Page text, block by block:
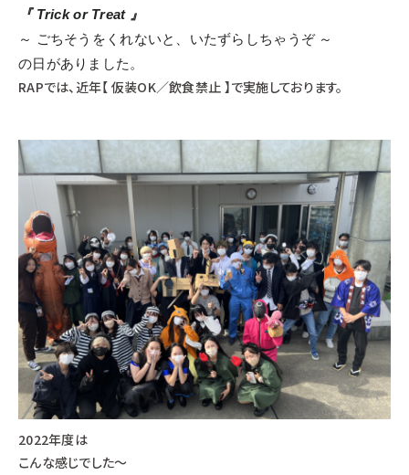
『 Trick or Treat 』
～ ごちそうをくれないと、いたずらしちゃうぞ ～
の日がありました。
RAPでは、近年【 仮装OK／飲食禁止 】で実施しております。
2022年度は
こんな感じでした～